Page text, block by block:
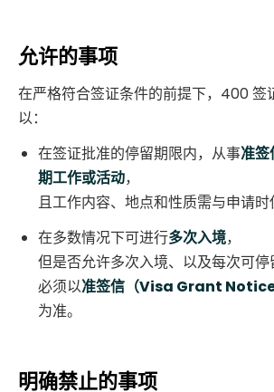
允许的事项
在严格符合签证条件的前提下，400 签
以：
在签证批准的停留期限内，从事准签
期工作或活动，
且工作内容、地点和性质需与申请时
在多数情况下可进行多次入境，
但是否允许多次入境、以及每次可停
必须以准签信（Visa Grant Notice
为准。
明确禁止的事项